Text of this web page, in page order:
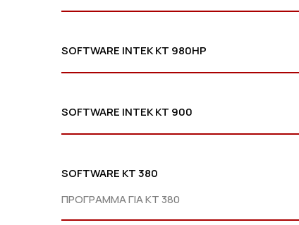
SOFTWARE INTEK KT 980HP
SOFTWARE INTEK KT 900
SOFTWARE KT 380
ΠΡΟΓΡΑΜΜΑ ΓΙΑ ΚΤ 380